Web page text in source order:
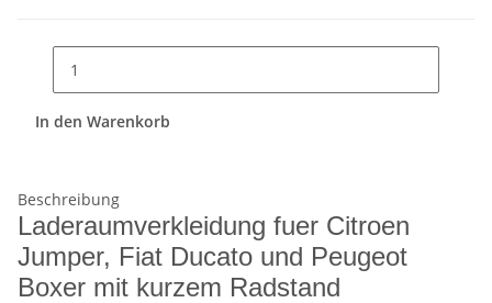
In den Warenkorb
Beschreibung
Laderaumverkleidung fuer Citroen
Jumper, Fiat Ducato und Peugeot
Boxer mit kurzem Radstand